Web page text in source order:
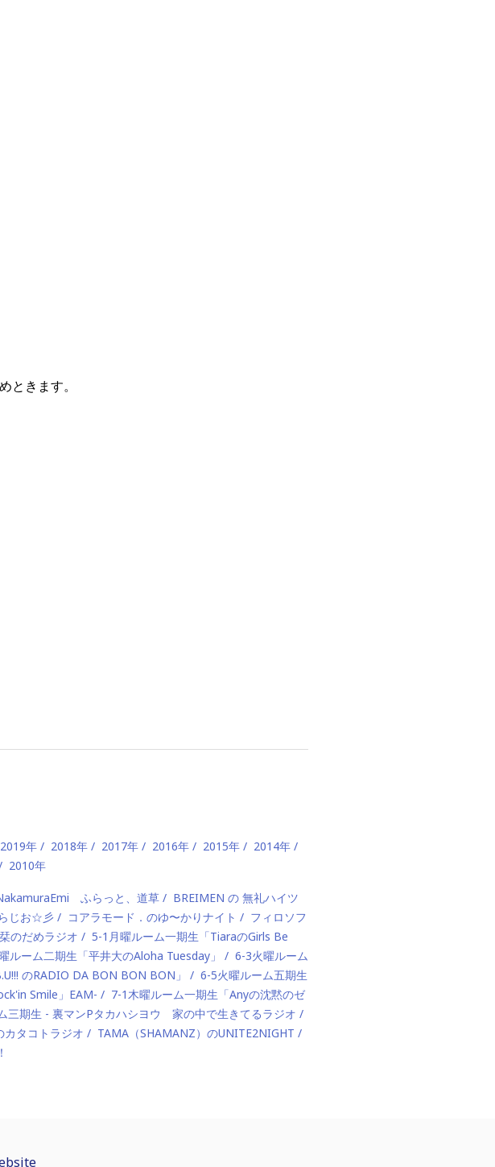
ときます。
2019年 2018年 2017年 2016年 2015年
2014年
2010年
ふらっと、道草
BREIMEN の 無礼ハイツ
じお☆彡 コアラモード．のゆ〜かりナイト
フィロソフ
のだめラジオ
5-1月曜ルーム一期生「TiaraのGirls Be
ルーム二期生「平井大のAloha Tuesday」
6-3火曜ルーム
のRADIO DA BON BON BON」
6-5火曜ルーム五期生
Smile」EAM-
7-1木曜ルーム一期生「Anyの沈黙のゼ
三期生 - 裏マンPタカハシヨウ 家の中で生きてるラジオ
タコトラジオ
TAMA（SHAMANZ）のUNITE2NIGHT